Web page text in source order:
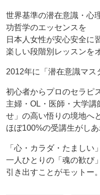
世界基準の潜在意識・心
功哲学のエッセンスを
日本人女性が安心安全に
楽しい段階別レッスンを
2012年に「潜在意識マス
初心者からプロのセラピ
主婦・OL・医師・大学
せ」の高い悟りの境地へ
ほぼ100%の受講生がし
「心・カラダ・たましい
一人ひとりの「魂の歓び
引き出すことがモットー。